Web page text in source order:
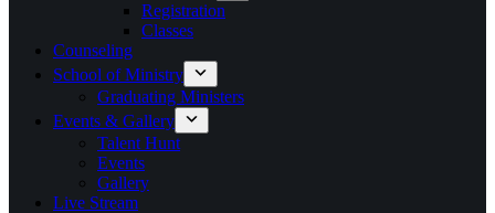
Registration
Classes
Counseling
School of Ministry
Graduating Ministers
Events & Gallery
Talent Hunt
Events
Gallery
Live Stream